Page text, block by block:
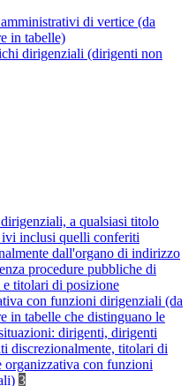
di vertice (da
in tabelle)
dirigenziali (dirigenti non
a qualsiasi titolo
inclusi quelli conferiti
dall'organo di indirizzo
procedure pubbliche di
e titolari di posizione
con funzioni dirigenziali (da
in tabelle che distinguano le
dirigenti, dirigenti
discrezionalmente, titolari di
organizzativa con funzioni
3